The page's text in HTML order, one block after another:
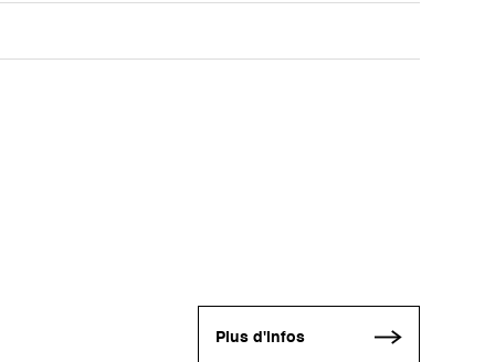
Plus d'infos